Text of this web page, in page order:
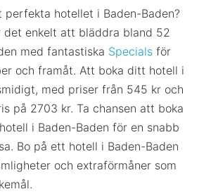
perfekta hotellet i Baden-Baden?
det enkelt att bläddra bland 52
med fantastiska Specials för
och framåt. Att boka ditt hotell i
med priser från 545 kr och
på 2703 kr. Ta chansen att boka
i Baden-Baden för en snabb
Bo på ett hotell i Baden-Baden
och extraförmåner som